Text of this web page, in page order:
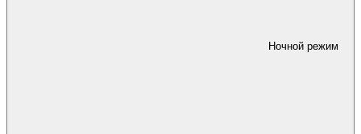
Ночной режим